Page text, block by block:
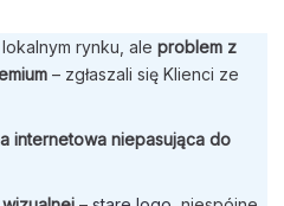
rynku, ale problem z
– zgłaszali się Klienci ze
internetowa niepasująca do